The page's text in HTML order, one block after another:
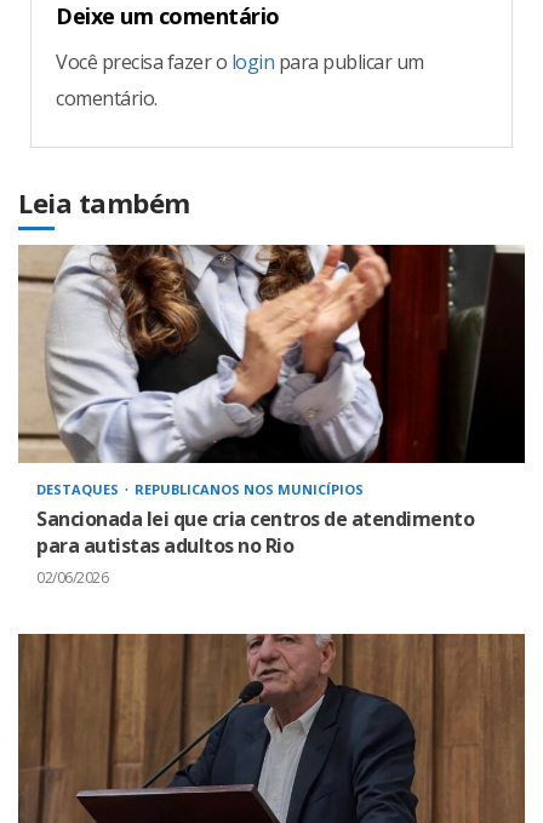
Deixe um comentário
Você precisa fazer o login para publicar um
comentário.
Leia também
DESTAQUES REPUBLICANOS NOS MUNICÍPIOS
Sancionada lei que cria centros de atendimento
para autistas adultos no Rio
02/06/2026